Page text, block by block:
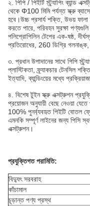
২. পিপি / পিইটি স্ট্র্যাপিং ব্যান্ড
থেকে Φ100 মিমি পর্যন্ত স্ক্রু
হবে।উচ্চ প্রসার্য শক্তি, উভয়
করতে পারে, পরিবহন সুরক্ষা পণ্যগুলি
পলিপ্রোপিলিন টেপের এক-ষষ্ঠ,
প্রতিরোধের, 260 ডিগ্রি গলনাঙ্ক,
৩. প্রধান উপাদানের সাথে পিপি
প্লাস্টিকতা, ফ্র্যাকচার টেনসিল
ইত্যাদি, ব্যান্ডিংয়ের মধ্যে
৪. বিশেষ টুইন স্ক্রু এক্সট্রুশন
প্রয়োজন অনুযায়ী বেছে নেওয়া যেতে
100% পুনর্ব্যবহৃত পিইটি বোতল
এমনকি সম্পূর্ণ লাইনের জন্য পিসি
এক্সট্রুশন।
প্রযুক্তিগত পরামিতি:
বিদ্যুৎ সরবরাহ
কাঁচামাল
চূড়ান্ত পণ্য প্রস্থ